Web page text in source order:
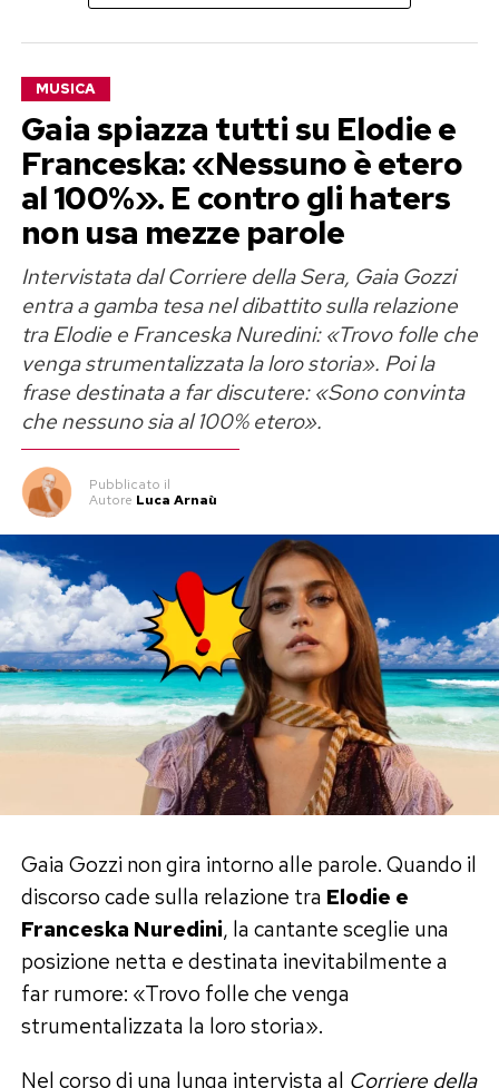
Annalisa Scarrone nasce a Savona nel 1985 e
cresce a Carcare, in Val Bormida. Studia canto,
chitarra classica e flauto traverso fin da
bambina, ma per anni porta avanti anche un
percorso molto diverso: quello scientifico.
Si laurea in fisica e, prima di sfondare nella
musica, lavora anche come barista. Poi arriva la
svolta con la decima edizione diAmicidi Maria
De Filippi, dove si classifica seconda.
Da lì comincia il percorso che la porta più volte a
Sanremo, daScintilleaSinceramente
per brani diventati centrali nella sua discografia.
Dai tormentoni all’asteroide della
Nasa
Negli ultimi anni Annalisa ha vissuto una vera
esplosione pop.Bellissima,Mon Amour,Disco
ParadiseedEuphoriahanno consolidato la sua
immagine di regina dei tormentoni e le hanno
regalato una lunga serie di certificazioni.
Ma nella sua biografia c’è anche un dettaglio
quasi surreale: nel 2024 la Nasa ha intitolato un
asteroide ad Annalisa.
Il corpo celeste si chiama20014 Annalisa, con
una motivazione che riassume perfettamente il
personaggio: laureata in fisica, ma capace di
lasciare il segno soprattutto nella musica.
MUSICA
Gaia spiazza tutti su Elodie e
Franceska: «Nessuno è etero
al 100%». E contro gli haters
non usa mezze parole
Intervistata dal Corriere della Sera, Gaia Gozzi
entra a gamba tesa nel dibattito sulla relazione
tra Elodie e Franceska Nuredini: «Trovo folle che
venga strumentalizzata la loro storia». Poi la
frase destinata a far discutere: «Sono convinta
che nessuno sia al 100% etero».
Pubblicato il
Autore Luca Arnaù
Gaia Gozzi non gira intorno alle parole. Quando il
discorso cade sulla relazione tra Elodie e
Franceska Nuredini, la cantante sceglie una
posizione netta e destinata inevitabilmente a
far rumore: «Trovo folle che venga
strumentalizzata la loro storia».
Nel corso di una lunga intervista al Corriere della